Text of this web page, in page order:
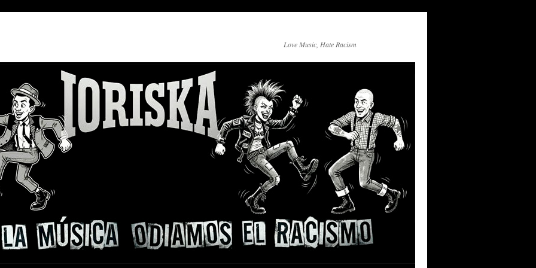
Love Music, Hate Racism